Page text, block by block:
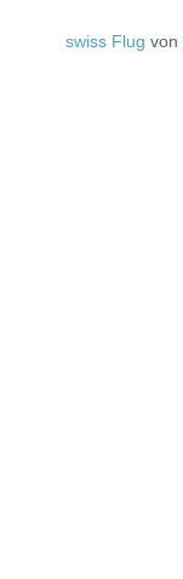
swiss Flug von